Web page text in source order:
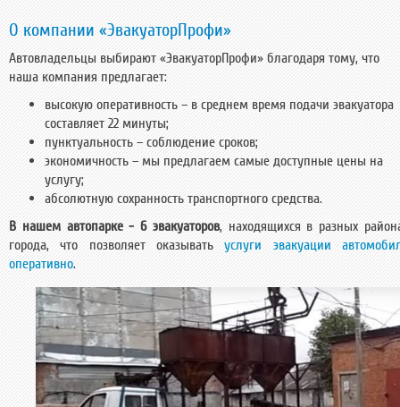
О компании «ЭвакуаторПрофи»
Автовладельцы выбирают «ЭвакуаторПрофи» благодаря тому, что
наша компания предлагает:
высокую оперативность – в среднем время подачи эвакуатора
составляет 22 минуты;
пунктуальность – соблюдение сроков;
экономичность – мы предлагаем самые доступные цены на
услугу;
абсолютную сохранность транспортного средства.
В нашем автопарке - 6 эвакуаторов, находящихся в разных
города, что позволяет оказыватьуслуги эвакуации
оперативно.